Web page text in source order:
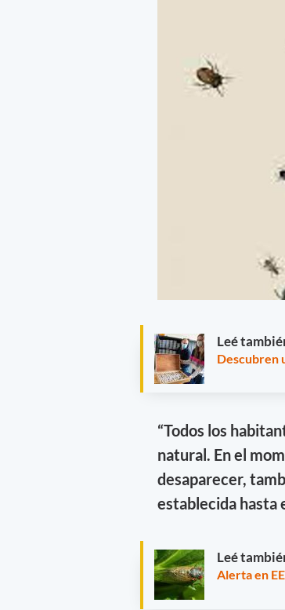
Leé
Descubren
“Todos los
natural. En el
desaparecer,
establecida hasta
Leé
Alerta en